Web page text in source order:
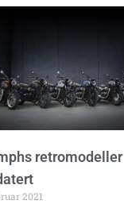
retromodeller
2021